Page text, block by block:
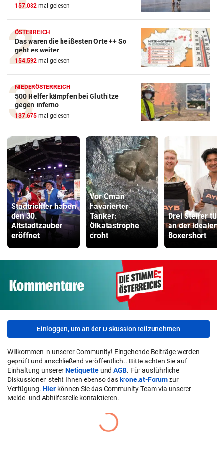
157.082 mal gelesen
ÖSTERREICH
Das waren die heißesten Orte ++ So
geht es weiter
154.592 mal gelesen
NIEDERÖSTERREICH
500 Helfer kämpfen bei Gluthitze
gegen Inferno
137.675 mal gelesen
Stadtrichter haben
den 30.
Altstadtzauber
eröffnet
Vor Oman
havarierter
Tanker:
Ölkatastrophe
droht
Drei Steirer
an der
Boxershort
Einloggen, um an der Diskussion teilzunehmen
Willkommen in unserer Community! Eingehende Beiträge werden
geprüft und anschließend veröffentlicht. Bitte achten Sie auf
Einhaltung unsererNetiquette und AGB. Für ausführliche
Diskussionen steht Ihnen ebenso das krone.at-Forumzur
Verfügung. Hier können Sie das Community-Team via unserer
Melde- und Abhilfestelle kontaktieren.